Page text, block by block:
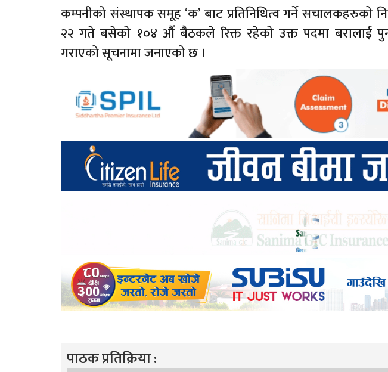
कम्पनीको संस्थापक समूह ‘क’ बाट प्रतिनिधित्व गर्ने सचालकहरुको
२२ गते बसेको १०४ औं बैठकले रिक्त रहेको उक्त पदमा बरालाई
गराएको सूचनामा जनाएको छ ।
पाठक प्रतिक्रिया :